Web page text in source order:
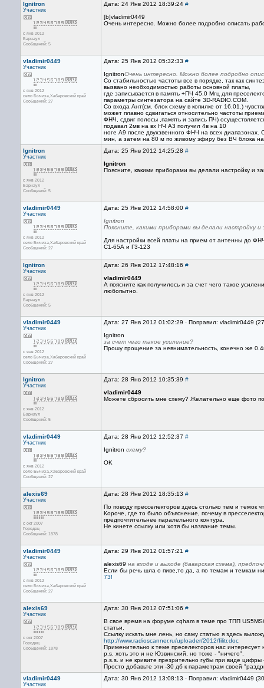
Ignitron
Участник
с янв 2012
Барнаул
Сообщений: 5
Дата: 24 Янв 2012 18:39:24 #
[b]vladimir0449
Очень интересно. Можно более подробно описать
vladimir0449
Участник
с янв 2012
село Бычиха,Хабаровский край
Сообщений: 27
Дата: 25 Янв 2012 05:32:33 #
IgnitronОчень интересно. Можно более подробно
Со стабильностью частоты все в порядке, так как
вызвано необходимостью работы основной платы,
где записывается в память +ПЧ 45.0 Мгц для
параметры синтезатора на сайте 3D-RADIO.COM.
Со входа Ант(см. блок схему в копилке от 16.01.)
может плавно сдвигаться относительно частоты
ФНЧ, сдвиг полосы ,память и запись ПЧ)
подавал 2мв на вх НЧ А3 получил 4в на 10
ноге А9 после двухзвенного ФНЧ на всех диапазонах.
мин, а затем на 80 м по живому эфиру без ВЧ блока
Ignitron
Участник
с янв 2012
Барнаул
Сообщений: 5
Дата: 25 Янв 2012 14:25:28 #
Ignitron
Поясните, какими приборами вы делали настройку и
vladimir0449
Участник
с янв 2012
село Бычиха,Хабаровский край
Сообщений: 27
Дата: 25 Янв 2012 14:58:00 #
Ignitron
Поясните, какими приборами вы делали настройку и
Для настройки всей платы на прием от антенны до
С1-65А и Г3-123
Ignitron
Участник
с янв 2012
Барнаул
Сообщений: 5
Дата: 26 Янв 2012 17:48:16 #
vladimir0449
А поясните как получилось и за счет чего такое
любопытно.
vladimir0449
Участник
с янв 2012
село Бычиха,Хабаровский край
Сообщений: 27
Дата: 27 Янв 2012 01:02:29 · Поправил: vladimir0449
Ignitron
за счет чего такое усиление?
Прошу прощение за невнимательность, конечно же
Ignitron
Участник
с янв 2012
Барнаул
Сообщений: 5
Дата: 28 Янв 2012 10:35:39 #
vladimir0449
Можете сбросить мне схему? Желательно еще фото
vladimir0449
Участник
с янв 2012
село Бычиха,Хабаровский край
Сообщений: 27
Дата: 28 Янв 2012 12:52:37 #
Ignitron схему?
OK
alexis69
Участник
с окт 2007
Городец
Сообщений: 1878
Дата: 28 Янв 2012 18:35:13 #
По поводу пресселекторов здесь столько тем и темок
Короче, где то было объяснение, почему в
предпочтительнее паралельного контура.
Не кинете ссылку или хотя бы название темы.
vladimir0449
Участник
с янв 2012
село Бычиха,Хабаровский край
Сообщений: 27
Дата: 29 Янв 2012 01:57:21 #
alexis69 на входе и выходе (баварская схема),
Если бы речь шла о пиве,то да, а по темам и темкам
73!
alexis69
Участник
с окт 2007
Городец
Сообщений: 1878
Дата: 30 Янв 2012 07:51:06 #
В свое время на форуме cqham в теме про ТПП
статьи.
Ссылку искать мне лень, но саму статью я здесь
http://www.radioscanner.ru/uploader/2012/filitr.doc
Применительно к теме преселекторов нас интересует
p.s. хоть это и не Юзвинский, но тоже - "ничего".
p.s.s. и не кривите презрительно губы при виде цифры
Просто добавьте эти -30 дб к параметрам своей
vladimir0449
Участник
Дата: 30 Янв 2012 13:08:13 · Поправил: vladimir0449